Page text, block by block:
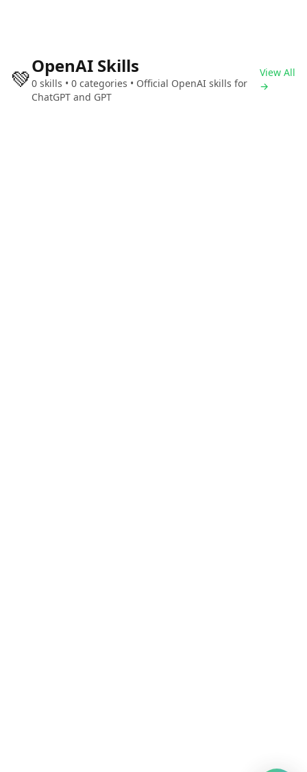
💚OpenAI Skills
0 skills • 0 categories • Official OpenAI skills for
ChatGPT and GPT
View All
→